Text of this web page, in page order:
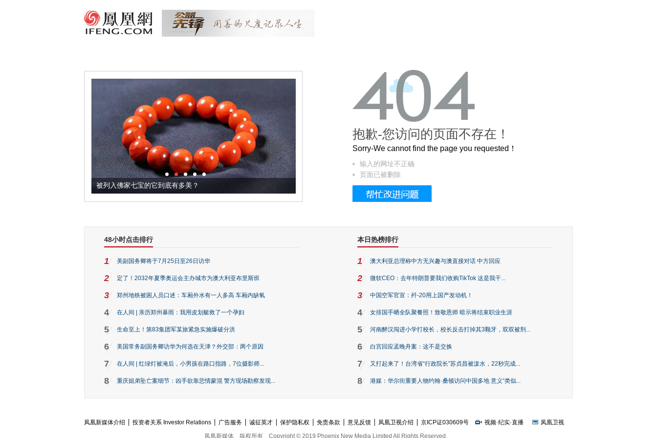
被列入佛家七宝的它到底有多美？ 这个3.2米的长卷，还原了600岁的紫禁城
抱歉-您访问的页面不存在！
Sorry-We cannot find the page you requested！
输入的网址不正确
页面已被删除
48小时点击排行
1 美副国务卿将于7月25日至26日访华
2 定了！2032年夏季奥运会主办城市为澳大利亚布里斯班
3 郑州地铁被困人员口述：车厢外水有一人多高 车厢内缺氧
4 在人间 | 亲历郑州暴雨：我用皮划艇救了一个孕妇
5 生命至上！第83集团军某旅紧急实施爆破分洪
6 美国常务副国务卿访华为何选在天津？外交部：两个原因
7 在人间 | 红绿灯被淹后，小男孩在路口指路，7位摄影师...
8 重庆姐弟坠亡案细节：凶手欲靠悲情蒙混 警方现场勘察发现...
本日热榜排行
1 澳大利亚总理称中方无兴趣与澳直接对话 中方回应
2 微软CEO：去年特朗普要我们收购TikTok 这是我干...
3 中国空军官宣：歼-20用上国产发动机！
4 女排国手晒全队聚餐照！致敬恩师 暗示将结束职业生涯
5 河南醉汉闯进小学打校长，校长反击打掉其3颗牙，双双被刑...
6 白宫回应孟晚舟案：这不是交换
7 又打起来了！台湾省“行政院长”苏贞昌被泼水，22秒完成...
8 港媒：华尔街重要人物约翰·桑顿访问中国多地 意义“类似...
凤凰新媒体介绍 投资者关系 Investor Relations 广告服务 诚征英才 保护隐私权 免责条款 意见反馈 凤凰卫视介绍 京ICP证030609号 视频·纪实·直播
凤凰卫视
凤凰新媒体
版权所有 Copyright © 2019 Phoenix New Media Limited All Rights Reserved.